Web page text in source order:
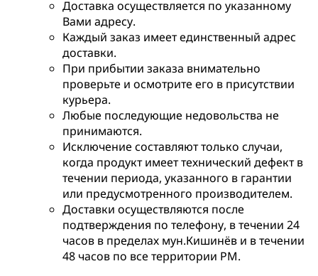
Доставка осуществляется по указанному
Вами адресу.
Каждый заказ имеет единственный адрес
доставки.
При прибытии заказа внимательно
проверьте и осмотрите его в присутствии
курьера.
Любые последующие недовольства не
принимаются.
Исключение составляют только случаи,
когда продукт имеет технический дефект в
течении периода, указанного в гарантии
или предусмотренного производителем.
Доставки осуществляются после
подтверждения по телефону, в течении 24
часов в пределах мун.Кишинёв и в течении
48 часов по все территории РМ.